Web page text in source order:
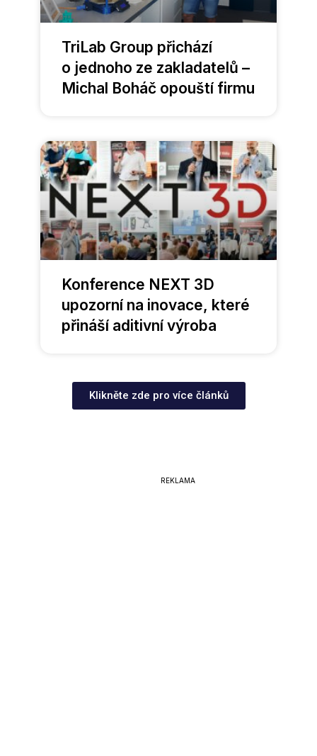
TriLab Group přichází
o jednoho ze zakladatelů –
Michal Boháč opouští firmu
Konference NEXT 3D
upozorní na inovace, které
přináší aditivní výroba
Klikněte zde pro více článků
REKLAMA